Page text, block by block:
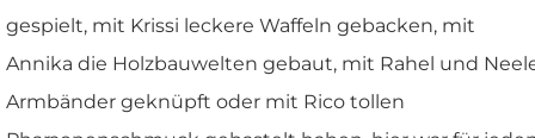
gespielt, mit Krissi leckere Waffeln gebacken, mit
Annika die Holzbauwelten gebaut, mit Rahel und
Armbänder geknüpft oder mit Rico tollen